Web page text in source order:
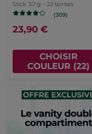
Stick 3.7 g - 22 teintes
(309)
23,90 €
CHOISIR
COULEUR (22)